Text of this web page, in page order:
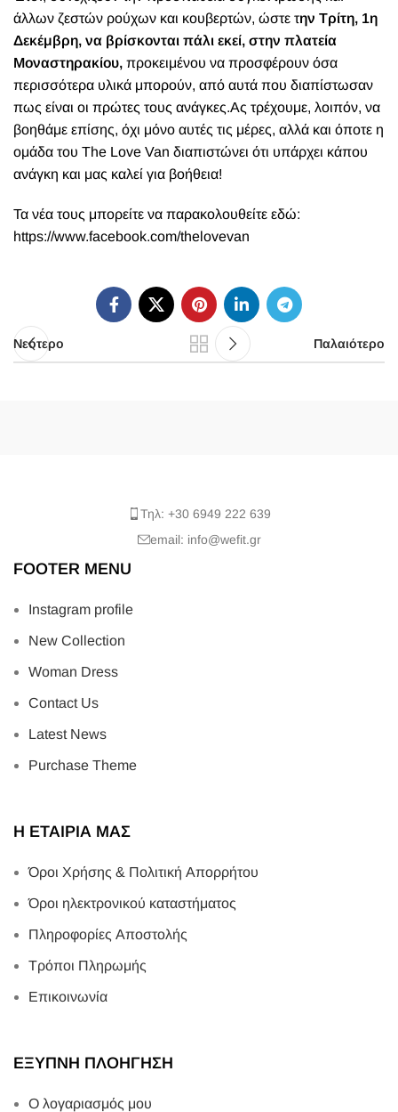
άλλων ζεστών ρούχων και κουβερτών, ώστε την Τρίτη, 1η
Δεκέμβρη, να βρίσκονται πάλι εκεί, στην πλατεία
Μοναστηρακίου, προκειμένου να προσφέρουν όσα
περισσότερα υλικά μπορούν, από αυτά που διαπίστωσαν
πως είναι οι πρώτες τους ανάγκες.Ας τρέχουμε, λοιπόν, να
βοηθάμε επίσης, όχι μόνο αυτές τις μέρες, αλλά και όποτε η
ομάδα του The Love Van διαπιστώνει ότι υπάρχει κάπου
ανάγκη και μας καλεί για βοήθεια!
Τα νέα τους μπορείτε να παρακολουθείτε εδώ:
https://www.facebook.com/thelovevan
Νεότερο Παλαιότερο
Τηλ: +30 6949 222 639
email: info@wefit.gr
FOOTER MENU
Instagram profile
New Collection
Woman Dress
Contact Us
Latest News
Purchase Theme
Η ΕΤΑΙΡΙΑ ΜΑΣ
Όροι Χρήσης & Πολιτική Απορρήτου
Όροι ηλεκτρονικού καταστήματος
Πληροφορίες Αποστολής
Τρόποι Πληρωμής
Επικοινωνία
ΕΞΥΠΝΗ ΠΛΟΗΓΗΣΗ
Ο λογαριασμός μου